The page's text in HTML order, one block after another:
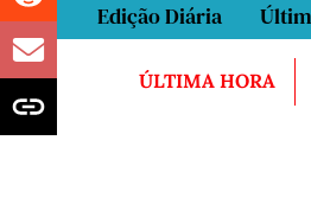
Edição Diária
ÚLTIMA HORA
em Sintra Três feridos